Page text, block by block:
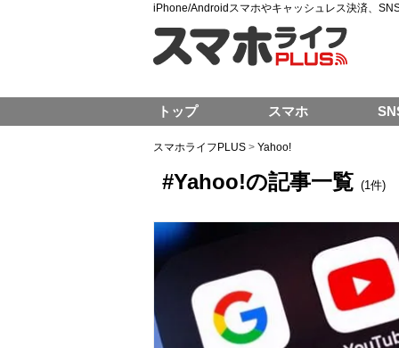
iPhone/Androidスマホやキャッシュレス決済、
スマホライフPLUS > Yahoo!
#Yahoo!の記事一覧 (1件)
トップ スマホ